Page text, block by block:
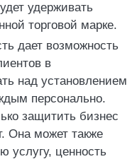
удерживать
торговой марке.
дает возможность
в
над установлением
персонально.
защитить бизнес
Она может также
услугу, ценность